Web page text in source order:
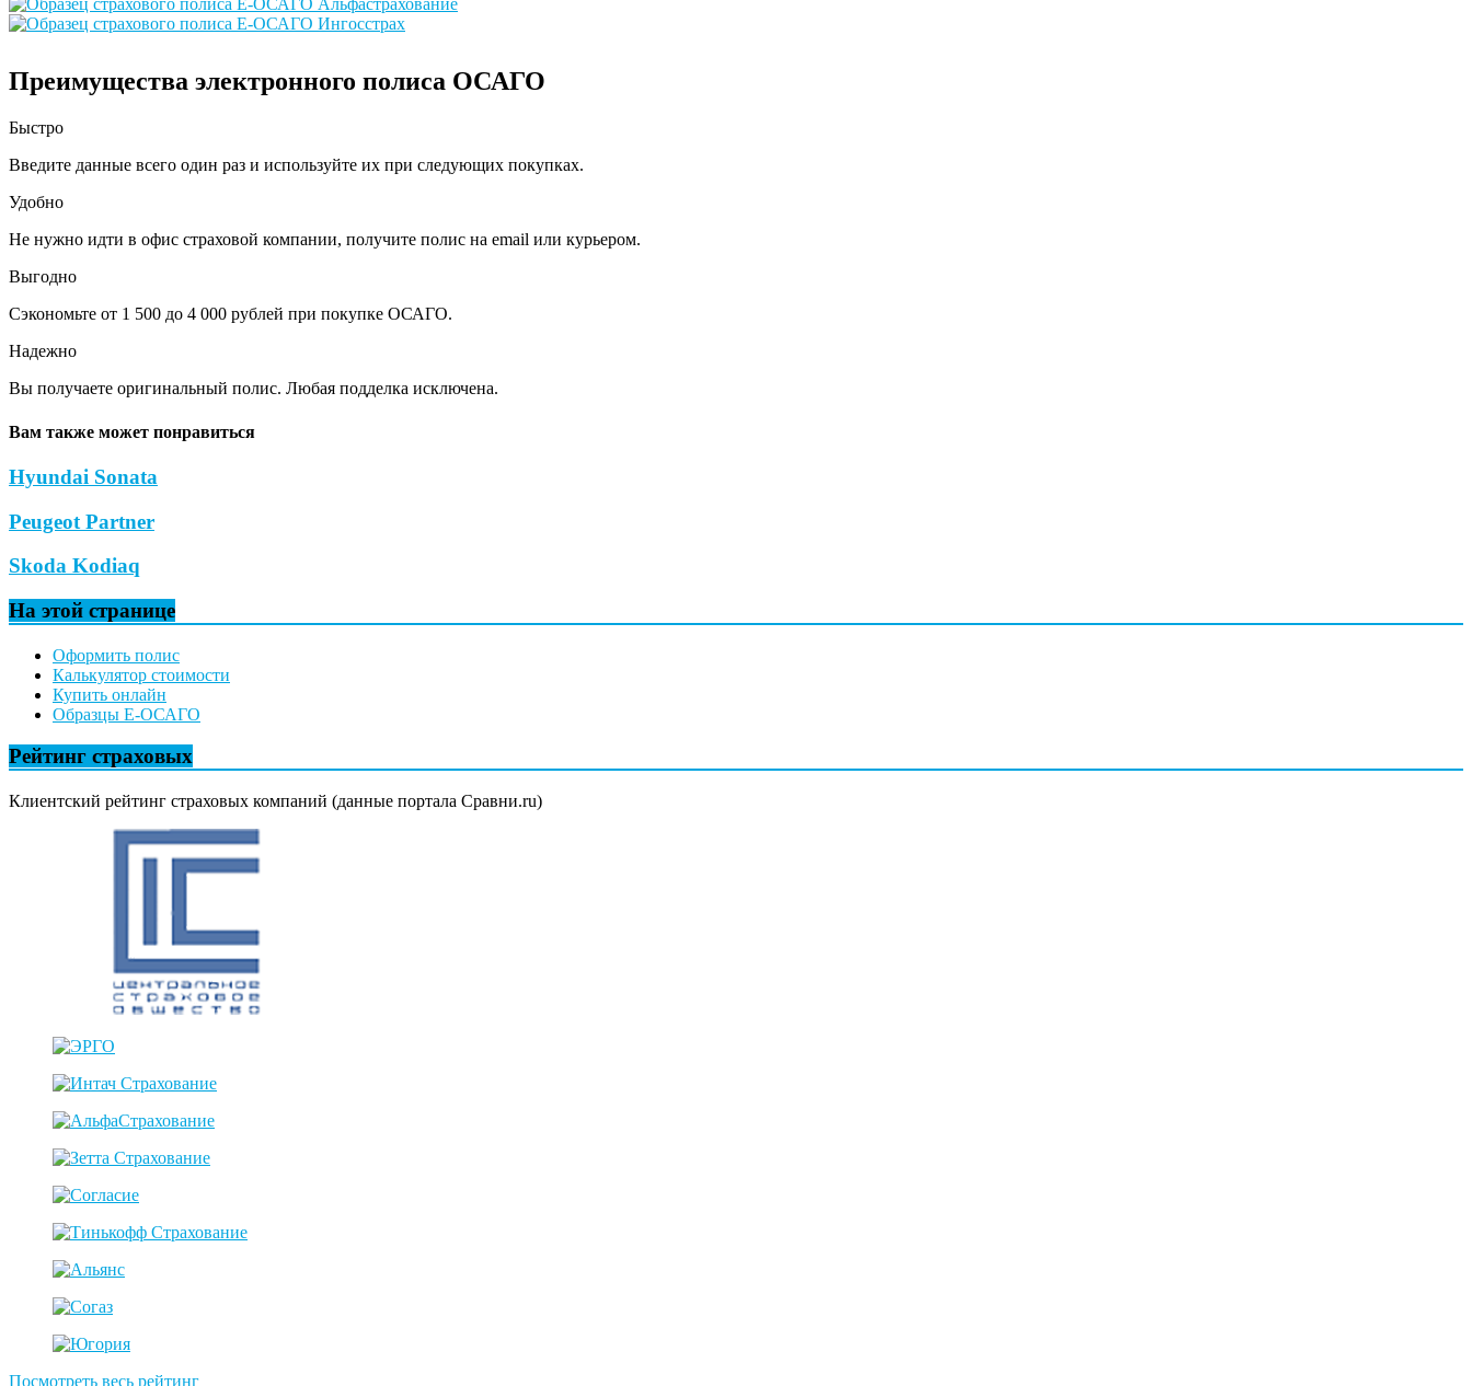
Преимущества электронного полиса ОСАГО
Быстро
Введите данные всего один раз и используйте их при следующих покупках.
Удобно
Не нужно идти в офис страховой компании, получите полис на email или курьером.
Выгодно
Сэкономьте от 1 500 до 4 000 рублей при покупке ОСАГО.
Надежно
Вы получаете оригинальный полис. Любая подделка исключена.
Вам также может понравиться
Hyundai Sonata
Peugeot Partner
Skoda Kodiaq
На этой странице
Оформить полис
Калькулятор стоимости
Купить онлайн
Образцы Е-ОСАГО
Рейтинг страховых
Клиентский рейтинг страховых компаний (данные портала Сравни.ru)
Посмотреть весь рейтинг